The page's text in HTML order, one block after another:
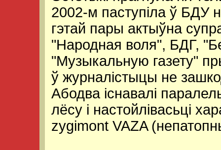
2002-м паступіла ў БДУ
гэтай пары актыўна
"Народная воля", БДГ,
"Музыкальную газету"
ў журналістыцы не
Абодва існавалі
лёсу і настойлівасьці
zygimont VAZA